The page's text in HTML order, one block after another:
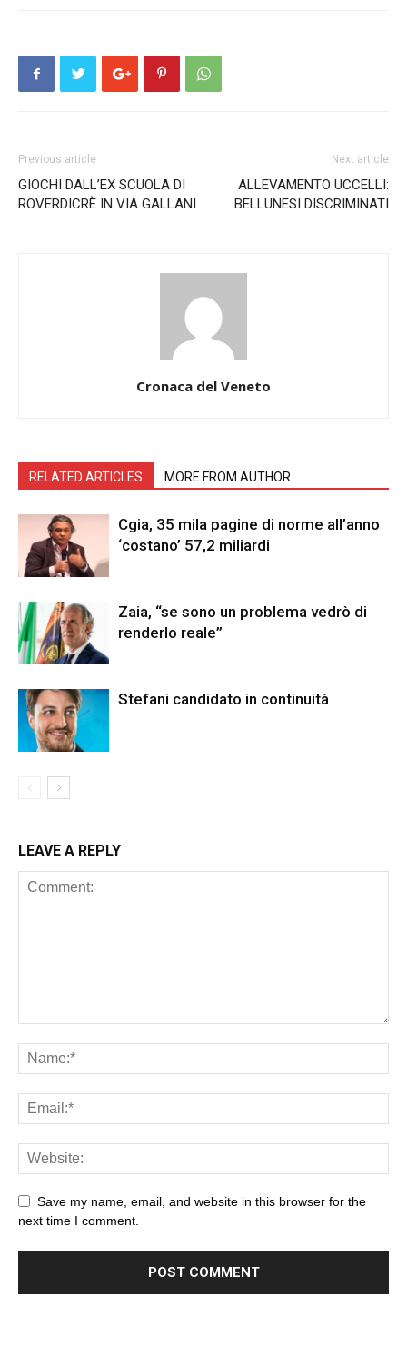
Previous article
GIOCHI DALL’EX SCUOLA DI
ROVERDICRÈ IN VIA GALLANI
Next article
ALLEVAMENTO UCCELLI:
BELLUNESI DISCRIMINATI
Cronaca del Veneto
RELATED ARTICLES MORE FROM AUTHOR
Cgia, 35 mila pagine di norme all’anno
‘costano’ 57,2 miliardi
Zaia, “se sono un problema vedrò di
renderlo reale”
Stefani candidato in continuità
LEAVE A REPLY
Save my name, email, and website in this browser for the
next time I comment.